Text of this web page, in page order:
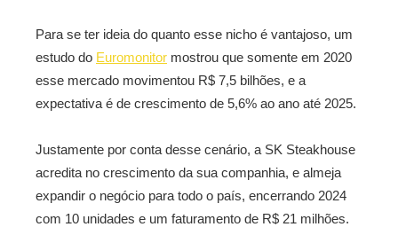
Para se ter ideia do quanto esse nicho é vantajoso, um
estudo do Euromonitor mostrou que somente em 2020
esse mercado movimentou R$ 7,5 bilhões, e a
expectativa é de crescimento de 5,6% ao ano até 2025.
Justamente por conta desse cenário, a SK Steakhouse
acredita no crescimento da sua companhia, e almeja
expandir o negócio para todo o país, encerrando 2024
com 10 unidades e um faturamento de R$ 21 milhões.